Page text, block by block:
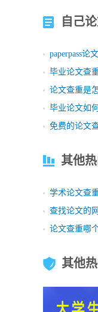
自己
paperpass论
毕业论文查
论文查重是
毕业论文如
免费的论文
其他
学术论文查
查找论文的
论文查重哪
其他